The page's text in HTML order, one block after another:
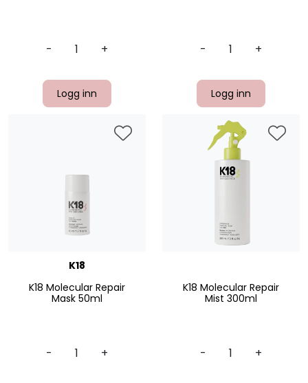
- +
Logg inn
- +
Logg inn
K18
K18 Molecular Repair
Mask 50ml
- +
K18 Molecular Repair
Mist 300ml
- +